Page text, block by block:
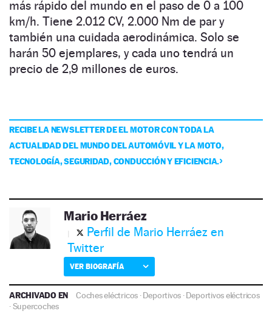
más rápido del mundo en el paso de 0 a 100
km/h. Tiene 2.012 CV, 2.000 Nm de par y
también una cuidada aerodinámica. Solo se
harán 50 ejemplares, y cada uno tendrá un
precio de 2,9 millones de euros.
RECIBE LA NEWSLETTER DE EL MOTOR CON TODA LA
ACTUALIDAD DEL MUNDO DEL AUTOMÓVIL Y LA MOTO,
TECNOLOGÍA, SEGURIDAD, CONDUCCIÓN Y EFICIENCIA.
Mario Herráez
Perfil de Mario Herráez en
Twitter
VER BIOGRAFÍA
ARCHIVADO EN Coches eléctricos ·Deportivos ·Deportivos eléctricos
·Supercoches